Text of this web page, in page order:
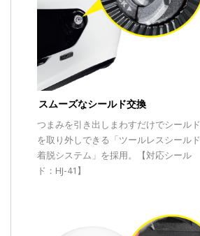
スムーズなシールド交換
つまみを引き出しまわすだけでシールド
を取り外しできる「ツールレスシールド
着脱システム」を採用。【対応シール
ド：HJ-41】